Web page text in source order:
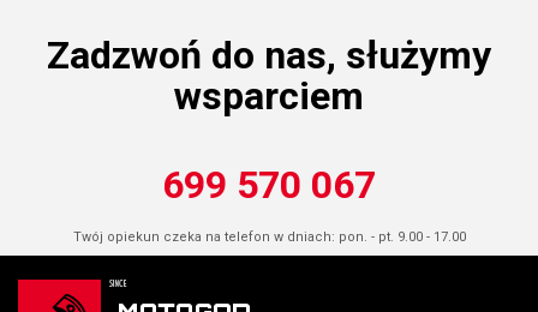
Zadzwoń do nas, służymy
wsparciem
699 570 067
Twój opiekun czeka na telefon w dniach: pon. - pt. 9.00 - 17.00